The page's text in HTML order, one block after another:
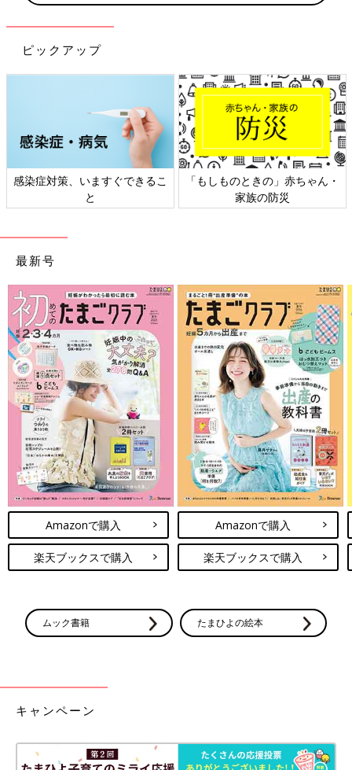
ピックアップ
日本外来小児科学会リーフレッ
ト検討会
六星占術 細木かおりさんの人
相談
最新号
Amazonで購入
楽天ブックスで購入
Amazonで購入
楽天ブックスで購入
ムック書籍 たまひよの絵本
キャンペーン